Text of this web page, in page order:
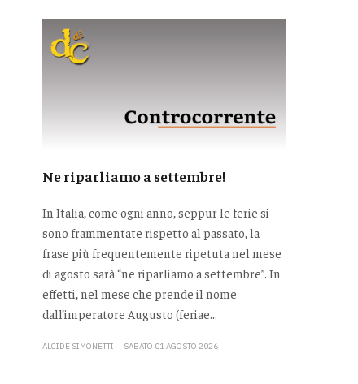
Ne riparliamo a settembre!
In Italia, come ogni anno, seppur le ferie si
sono frammentate rispetto al passato, la
frase più frequentemente ripetuta nel mese
di agosto sarà “ne riparliamo a settembre”. In
effetti, nel mese che prende il nome
dall’imperatore Augusto (feriae...
ALCIDE SIMONETTI SABATO 01 AGOSTO 2026